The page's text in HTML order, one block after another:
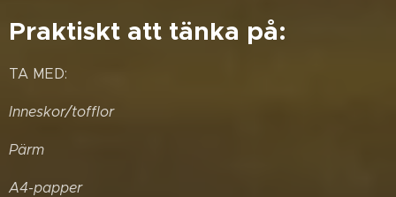
Praktiskt att tänka på:
TA MED:
Inneskor/tofflor
Pärm
A4-papper